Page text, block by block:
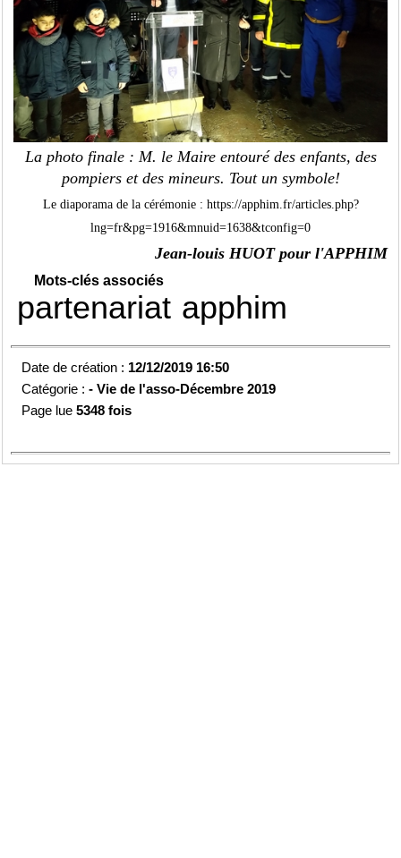
La photo finale : M. le Maire entouré des enfants, des
pompiers et des mineurs. Tout un symbole!
Le diaporama de la cérémonie : https://apphim.fr/articles.php?
lng=fr&pg=1916&mnuid=1638&tconfig=0
Jean-louis HUOT pour l'APPHIM
Mots-clés associés
partenariat apphim
Date de création : 12/12/2019 16:50
Catégorie :-Vie de l'asso-Décembre 2019
Page lue5348 fois